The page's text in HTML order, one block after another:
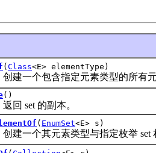
( Class<E> elementType)
一个包含指定元素类型的所有元
()
set 的副本。
( EnumSet<E> s)
一个其元素类型与指定枚举 set